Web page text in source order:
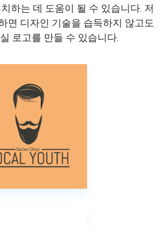
하는 데 도움이 될 수 있습니다. 저
면 디자인 기술을 습득하지 않고도
로고를 만들 수 있습니다.